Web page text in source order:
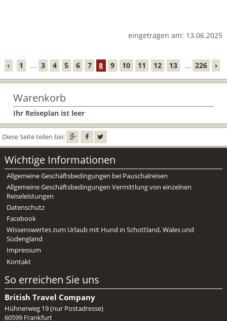
Links
Mietwagen & Verkehr
Reiseunterlagen
Reiseversicherung
Unterkünfte
Zimmer
eingetragen am: 13.06.2025
‹ 1 ... 3 4 5 6 7 8 9 10 11 12 13 ... 226 ›
Warenkorb
Ihr Reiseplan ist leer
Diese Seite teilen bei:
Wichtige Informationen
Allgemeine Geschäftsbedingungen bei Pauschalreisen
Allgemeine Geschäftsbedingungen Vermittlung von einzelnen
Reiseleistungen
Datenschutz
Facebook
Wissenswertes zum Urlaub mit Hund in Schottland, Wales und
Südengland
Impressum
Kontakt
So erreichen Sie uns
British Travel Company
Hühnerweg 19 (nur Postadresse)
60599 Frankfurt